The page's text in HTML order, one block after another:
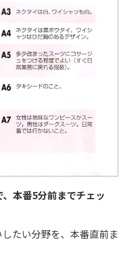
本番5分前までチェッ
たい分野を、本番直前ま